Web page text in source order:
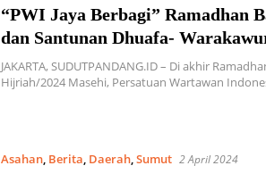
“PWI Jaya Berbagi” Ramadhan
dan Santunan Dhuafa-
JAKARTA, SUDUTPANDANG.ID – Di akhir
Hijriah/2024 Masehi, Persatuan Wartawan
Asahan, Berita, Daerah,Sumut 2 April 2024